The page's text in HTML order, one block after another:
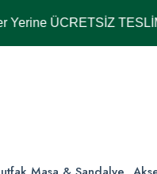
TESLİMAT VE